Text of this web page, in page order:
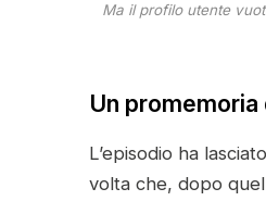
Ma il profilo utente
Un
L’episodio ha
volta che, dopo